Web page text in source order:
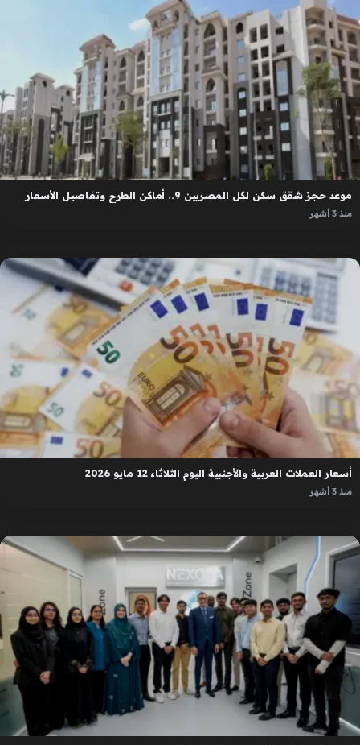
موعد حجز شقق سكن لكل المصريين 9.. أماكن الطرح وتفاصيل الأسعار
منذ 3 أشهر
أسعار العملات العربية والأجنبية اليوم الثلاثاء 12 مايو 2026
منذ 3 أشهر